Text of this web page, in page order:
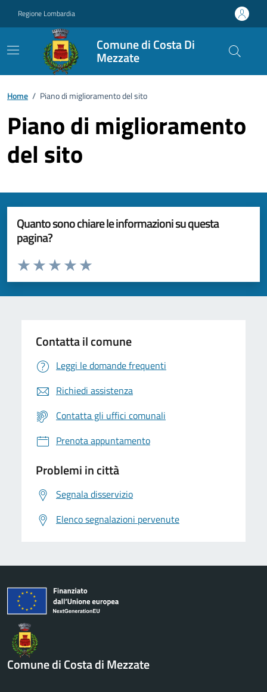
Regione Lombardia
Comune di Costa Di
Mezzate
Home / Piano di miglioramento del sito
Piano di miglioramento
del sito
Quanto sono chiare le informazioni su questa
pagina?
Valuta da 1 a 5 stelle la pagina
Valuta 5 stelle su 5
Valuta 4 stelle su 5
Valuta 3 stelle su 5
Valuta 2 stelle su 5
Valuta 1 stelle su 5
Contatta il comune
Leggi le domande frequenti
Richiedi assistenza
Contatta gli uffici comunali
Prenota appuntamento
Problemi in città
Segnala disservizio
Elenco segnalazioni pervenute
Comune di Costa di Mezzate